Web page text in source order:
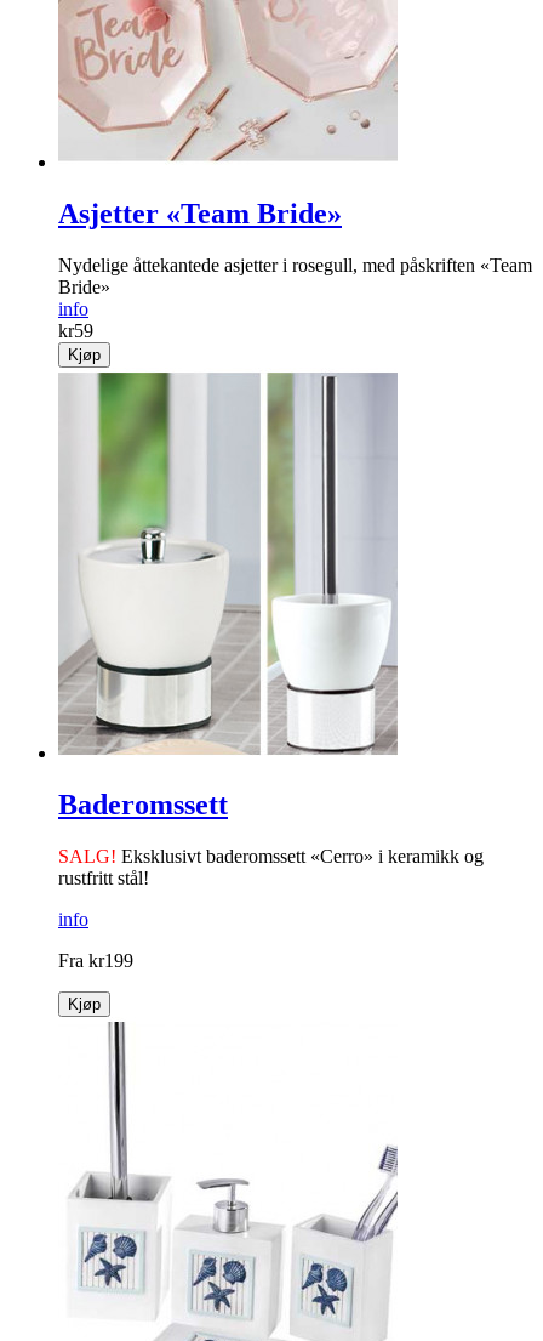
stryke klær, duker o.l.
info
299
Kjøp
Asjetter «Team Bride»
Nydelige åttekantede asjetter i rosegull, med påskriften «Team
Bride»
kr59
Kjøp
Baderomssett
SALG!Eksklusivt baderomssett «Cerro» i ­keramikk og
rustfritt stål!
info
kr199